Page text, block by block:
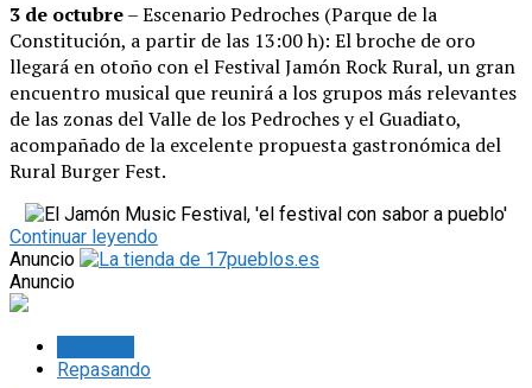
3 de octubre– Escenario Pedroches (Parque de la
Constitución, a partir de las 13:00 h): El broche de oro
llegará en otoño con el Festival Jamón Rock Rural, un gran
encuentro musical que reunirá a los grupos más relevantes
de las zonas del Valle de los Pedroches y el Guadiato,
acompañado de la excelente propuesta gastronómica del
Rural Burger Fest.
Continuar leyendo
Anuncio
Anuncio
Repasando